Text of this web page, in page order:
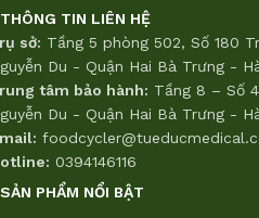
THÔNG TIN LIÊN HỆ
sở: Tầng 5 phòng 502, Số 180
Du - Quận Hai Bà Trưng -
tâm bảo hành: Tầng 8 – Số
Du - Quận Hai Bà Trưng -
0394146116
SẢN PHẨM NỔI BẬT